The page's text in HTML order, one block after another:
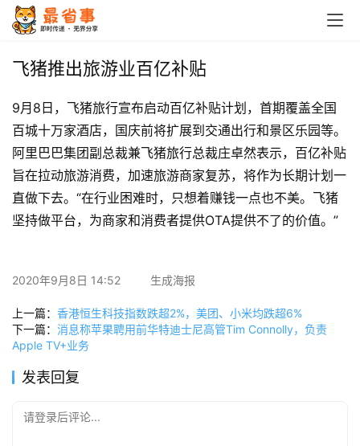
首
页
栏
目
专
题
简
圈
子
博
主
访
飞猪推出旅游业百亿补贴
9月8日，飞猪旅行宣布启动百亿补贴计划，首期覆盖全国
百城十万家酒店，国庆前将扩展到交通出行和景区乐园等。
阿里巴巴集团副总裁兼飞猪旅行总裁庄卓然表示，百亿补贴
旨在拉动旅游消费，加速旅游商家复苏，将作为长期计划一
直做下去。“在行业困难时，只想着赚钱一点也不美。飞猪
坚持做平台，为商家和消费者提供OTA提供不了的价值。”
2020年9月8日 14:52 生成海报
上一篇： 香港恒生科技指数跌超2%，美团、小米均跌超6%
下一篇： 消息称苹果聘用前华特迪士尼高管Tim Connolly，负责
Apple TV+业务
发表回复
请登录后评论...